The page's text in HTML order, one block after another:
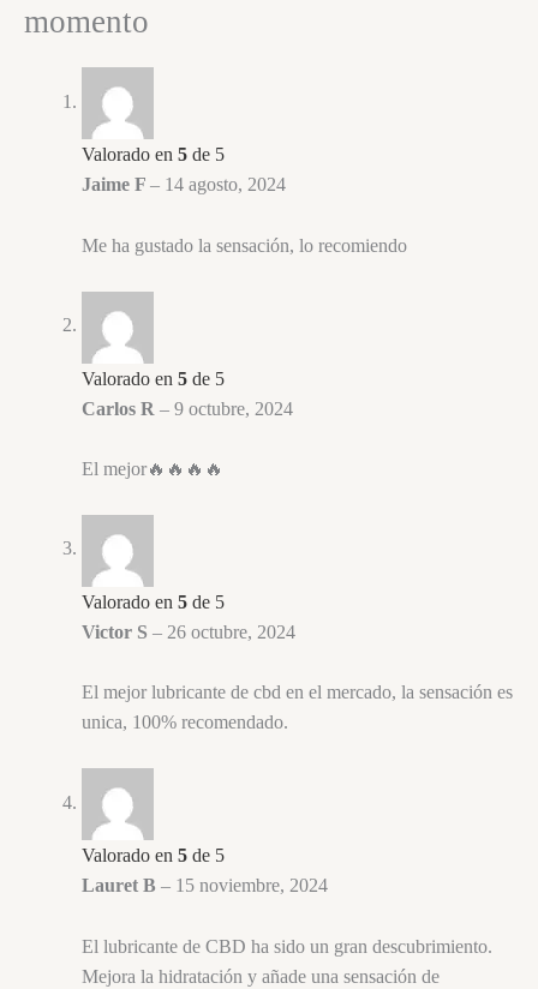
momento
Valorado en 5 de 5
Jaime F – 14 agosto, 2024
Me ha gustado la sensación, lo recomiendo
Valorado en 5 de 5
Carlos R – 9 octubre, 2024
El mejor🔥🔥🔥🔥
Valorado en 5 de 5
Victor S – 26 octubre, 2024
El mejor lubricante de cbd en el mercado, la sensación es
unica, 100% recomendado.
Valorado en 5 de 5
Lauret B – 15 noviembre, 2024
El lubricante de CBD ha sido un gran descubrimiento.
Mejora la hidratación y añade una sensación de